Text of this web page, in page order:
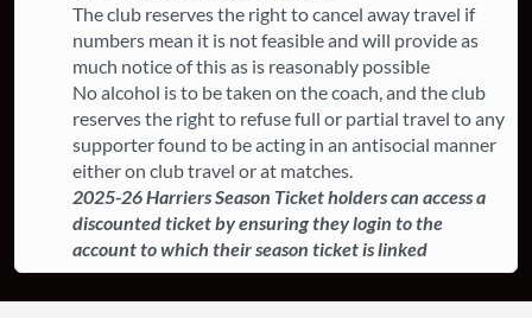
The club reserves the right to cancel away travel if
numbers mean it is not feasible and will provide as
much notice of this as is reasonably possible
​No alcohol is to be taken on the coach, and the club
reserves the right to refuse full or partial travel to any
supporter found to be acting in an antisocial manner
either on club travel or at matches.
2025-26 Harriers Season Ticket holders can access a
discounted ticket by ensuring they login to the
account to which their season ticket is linked